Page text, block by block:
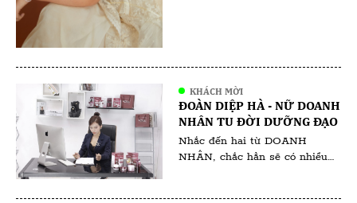
KHÁCH MỜI
ĐOÀN DIỆP HÀ - NỮ DOANH
NHÂN TU ĐỜI DƯỠNG ĐẠO
Nhắc đến hai từ DOANH
NHÂN, chắc hẳn sẽ có nhiều